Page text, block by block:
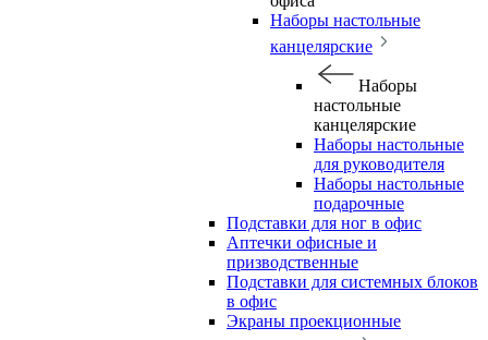
Наборы настольные
канцелярские
Наборы
настольные
канцелярские
Наборы настольные
для руководителя
Наборы настольные
подарочные
Подставки для ног в офис
Аптечки офисные и
призводственные
Подставки для системных блоков
в офис
Экраны проекционные